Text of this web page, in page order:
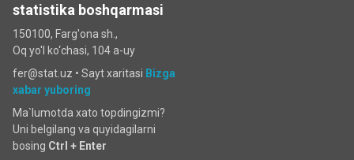
statistika boshqarmasi
150100, Farg'ona sh.,
Oq yo'l ko‘chаsi, 104 a-uy
fer@stat.uz • Sayt xaritasi Bizga
xabar yuboring
Ma`lumotda xato topdingizmi?
Uni belgilang va quyidagilarni
bosing Ctrl + Enter